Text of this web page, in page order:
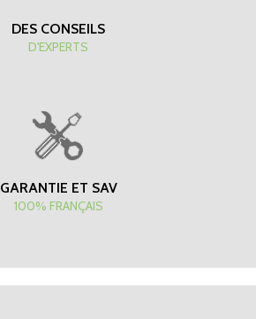
DES CONSEILS
D'EXPERTS
GARANTIE ET SAV
100% FRANÇAIS